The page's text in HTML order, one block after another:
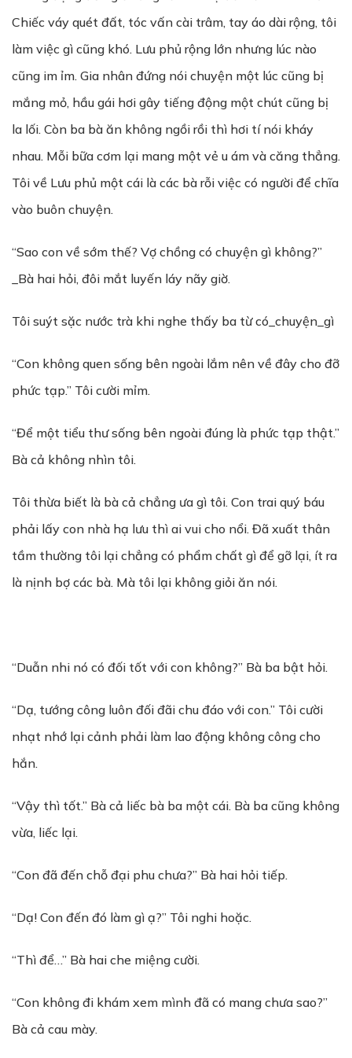
Chiếc váy quét đất, tóc vấn cài trâm, tay áo dài rộng, tôi
làm việc gì cũng khó. Lưu phủ rộng lớn nhưng lúc nào
cũng im ỉm. Gia nhân đứng nói chuyện một lúc cũng bị
mắng mỏ, hầu gái hơi gây tiếng động một chút cũng bị
la lối. Còn ba bà ăn không ngồi rồi thì hơi tí nói kháy
nhau. Mỗi bữa cơm lại mang một vẻ u ám và căng thẳng.
Tôi về Lưu phủ một cái là các bà rỗi việc có người để chĩa
vào buôn chuyện.
“Sao con về sớm thế? Vợ chồng có chuyện gì không?”
_Bà hai hỏi, đôi mắt luyến láy nãy giờ.
Tôi suýt sặc nước trà khi nghe thấy ba từ có_chuyện_gì
“Con không quen sống bên ngoài lắm nên về đây cho đỡ
phức tạp.” Tôi cười mỉm.
“Để một tiểu thư sống bên ngoài đúng là phức tạp thật.”
Bà cả không nhìn tôi.
Tôi thừa biết là bà cả chẳng ưa gì tôi. Con trai quý báu
phải lấy con nhà hạ lưu thì ai vui cho nổi. Đã xuất thân
tầm thường tôi lại chẳng có phẩm chất gì để gỡ lại, ít ra
là nịnh bợ các bà. Mà tôi lại không giỏi ăn nói.
“Duẫn nhi nó có đối tốt với con không?” Bà ba bật hỏi.
“Dạ, tướng công luôn đối đãi chu đáo với con.” Tôi cười
nhạt nhớ lại cảnh phải làm lao động không công cho
hắn.
“Vậy thì tốt.” Bà cả liếc bà ba một cái. Bà ba cũng không
vừa, liếc lại.
“Con đã đến chỗ đại phu chưa?” Bà hai hỏi tiếp.
“Dạ! Con đến đó làm gì ạ?” Tôi nghi hoặc.
“Thì để…” Bà hai che miệng cười.
“Con không đi khám xem mình đã có mang chưa sao?”
Bà cả cau mày.